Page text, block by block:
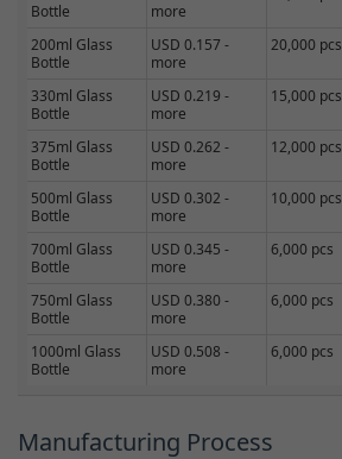
Bottle
more
200ml Glass
Bottle
USD 0.157 -
more
20,000 pcs
330ml Glass
Bottle
USD 0.219 -
more
15,000 pcs
375ml Glass
Bottle
USD 0.262 -
more
12,000 pcs
500ml Glass
Bottle
USD 0.302 -
more
10,000 pcs
700ml Glass
Bottle
USD 0.345 -
more
6,000 pcs
750ml Glass
Bottle
USD 0.380 -
more
6,000 pcs
1000ml Glass
Bottle
USD 0.508 -
more
6,000 pcs
Manufacturing Process